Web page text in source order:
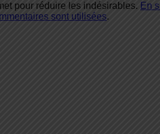
pour réduire les indésirables. En
sont utilisées.